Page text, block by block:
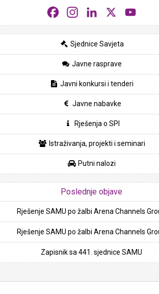
FacebookInstagramLinkedIn
Sjednice Savjeta
Javne rasprave
Javni konkursi i tenderi
Javne nabavke
Rješenja o SPI
Istraživanja, projekti i seminari
Putni nalozi
Poslednje objave
Rješenje SAMU po žalbi Arena Channels
Rješenje SAMU po žalbi Arena Channels
Zapisnik sa 441. sjednice SAMU